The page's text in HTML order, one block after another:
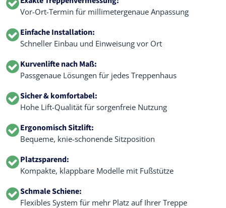
Vor-Ort-Termin für millimetergenaue Anpassung
Einfache Installation:
Schneller Einbau und Einweisung vor Ort
Kurvenlifte nach Maß:
Passgenaue Lösungen für jedes Treppenhaus
Sicher & komfortabel:
Hohe Lift-Qualität für sorgenfreie Nutzung
Ergonomisch Sitzlift:
Bequeme, knie-schonende Sitzposition
Platzsparend:
Kompakte, klappbare Modelle mit Fußstütze
Schmale Schiene:
Flexibles System für mehr Platz auf Ihrer Treppe